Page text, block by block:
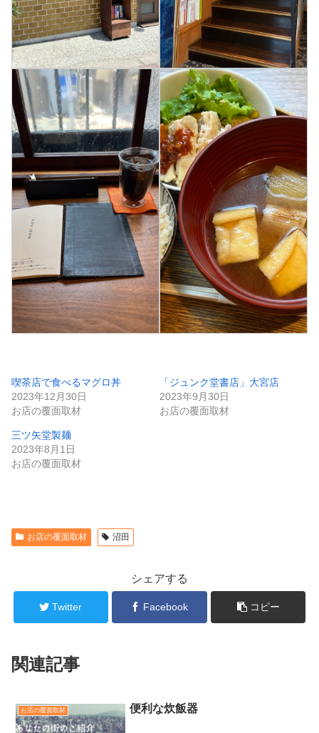
喫茶店で食べるマグロ丼
2023年12月30日
お店の覆面取材
「ジュンク堂書店」大宮店
2023年9月30日
お店の覆面取材
三ツ矢堂製麺
2023年8月1日
お店の覆面取材
お店の覆面取材 沼田
シェアする
Twitter Facebook コピー
関連記事
お店の覆面取材 便利な炊飯器